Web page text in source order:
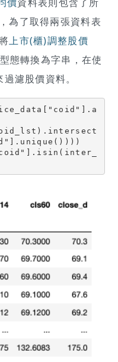
為了取得兩張資料表
上市(櫃)調整股價
態轉換為字串，在使
濾股價資料。